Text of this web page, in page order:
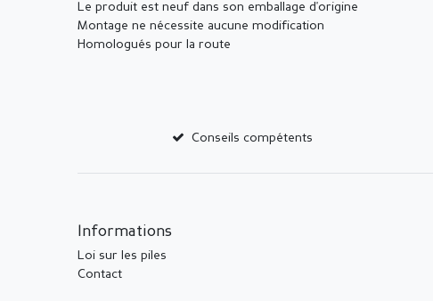
Le produit est neuf dans son emballage d'origine
Montage ne nécessite aucune modification
Homologués pour la route
Conseils compétents
Informations
Loi sur les piles
Contact